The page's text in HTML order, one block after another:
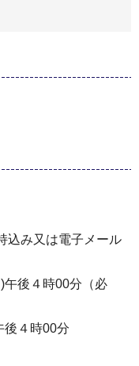
込み又は電子メール
午後４時00分（必
後４時00分